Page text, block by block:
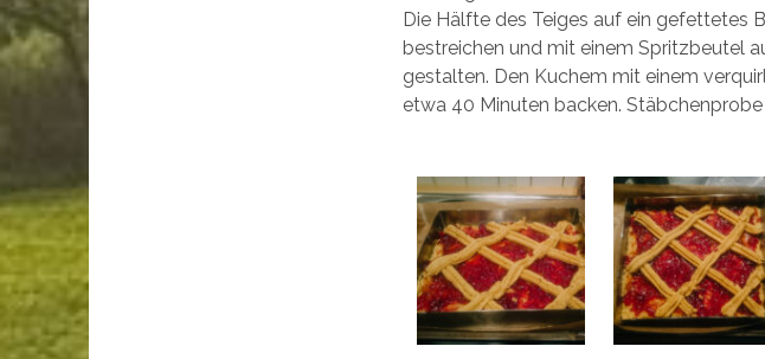
Die Hälfte des Teiges auf ein gefettetes
bestreichen und mit einem Spritzbeutel
gestalten. Den Kuchem mit einem
etwa 40 Minuten backen.